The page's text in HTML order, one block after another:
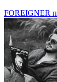
FOREIGNER